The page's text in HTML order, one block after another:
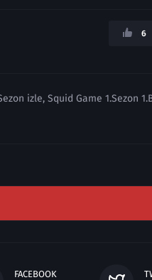
6
izle, Squid Game 1.Sezon
FACEBOOK